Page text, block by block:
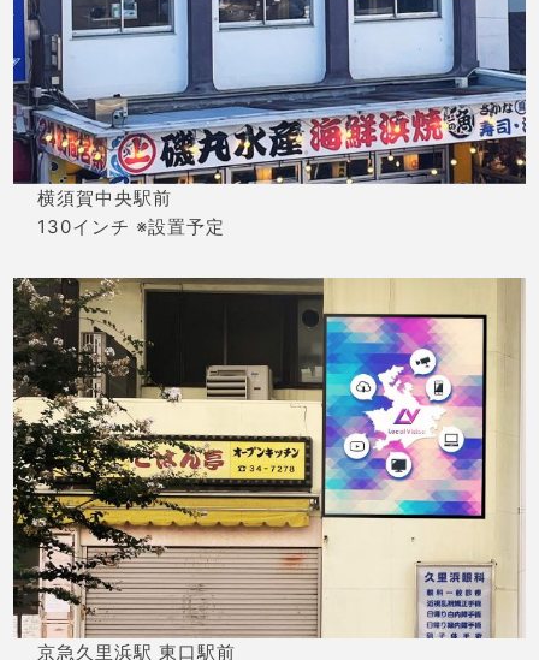
横須賀中央駅前
130インチ ※設置予定
京急久里浜駅 東口駅前